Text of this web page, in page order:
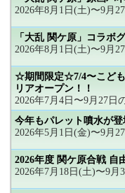
2026年8月1日(土)〜9月
「大乱 関ケ原」コラボ
2026年8月1日(土)〜9月
☆期間限定☆7/4〜こど
リアオープン！！
2026年7月4日〜9月27
今年もパレット噴水が登
2026年5月1日(金)〜9月
2026年度 関ケ原合戦 自
2026年7月18日(土)〜9月